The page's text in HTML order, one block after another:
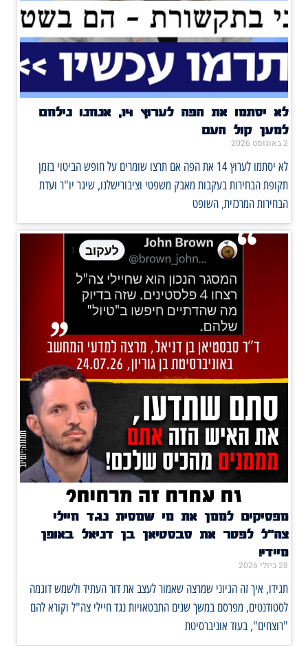
לא יסתמו את הפה לערוץ 14, אנחנו נילחם
למען קול העם
2 באוגוסט 2026
לא יסתמו לערוץ 14 את הפה אם תרצו שומרים על חופש הביטוי בזמן
תקופת הבחירות בעקבות מאבק משפטי וציבורישלנו, שיגר יו"ר ועדת
הבחירות המרכזית, השופט
מפסיקים לממן את מי שמסית נגד חיילי
צה"ל לפטר את סבסטיאן בן דניאל באופן
מיידי!
28 ביולי 2026
תגידו, איך זה הגיוני שמרצה שאמור לעצב את דור העתיד ולשמש דוגמה
לסטודנטים, מפרסם במשך שנים התבטאויות נגד חיילי צה"ל וקורא להם
"רוצחים", בעוד אוניברסיטת